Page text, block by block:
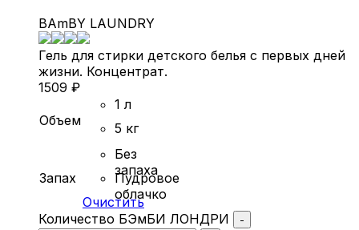
BAmBY LAUNDRY
Гель для стирки детского белья с первых дней
жизни. Концентрат.
1509 ₽
Объем
1 л
5 кг
Запах
Без
запаха
Пудровое
облачко
Очистить
Количество БЭмБИ ЛОНДРИ
-